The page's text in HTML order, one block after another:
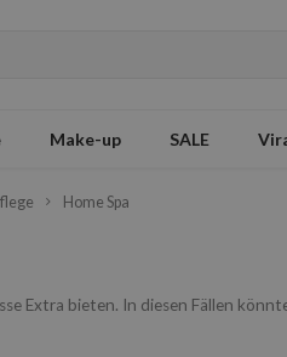
Make-up SALE
Home Spa
Extra bieten. In diesen Fällen